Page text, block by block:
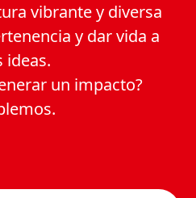
vibrante y diversa
y dar vida a
ideas.
un impacto?